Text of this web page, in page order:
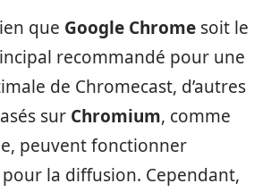
que Google Chrome soit le
recommandé pour une
de Chromecast, d’autres
sur Chromium, comme
peuvent fonctionner
la diffusion. Cependant,